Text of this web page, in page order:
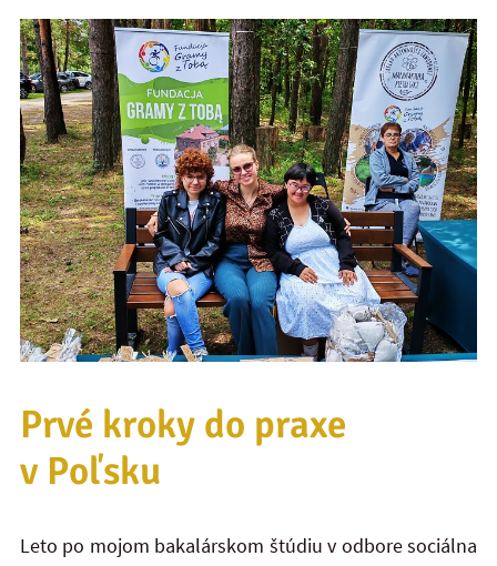
Prvé kroky do praxe
v Poľsku
Leto po mojom bakalárskom štúdiu v odbore sociálna